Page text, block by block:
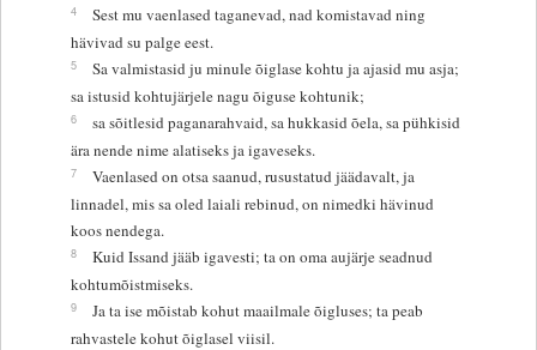
4
Sest mu vaenlased taganevad, nad komistavad ning
hävivad su palge eest.
5
Sa valmistasid ju minule õiglase kohtu ja ajasid mu asja;
sa istusid kohtujärjele nagu õiguse kohtunik;
6
sa sõitlesid paganarahvaid, sa hukkasid õela, sa pühkisid
ära nende nime alatiseks ja igaveseks.
7
Vaenlased on otsa saanud, rusustatud jäädavalt, ja
linnadel, mis sa oled laiali rebinud, on nimedki hävinud
koos nendega.
8
Kuid Issand jääb igavesti; ta on oma aujärje seadnud
kohtumõistmiseks.
9
Ja ta ise mõistab kohut maailmale õigluses; ta peab
rahvastele kohut õiglasel viisil.